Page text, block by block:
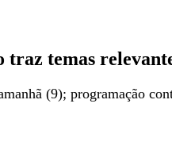
traz temas
(9); programação